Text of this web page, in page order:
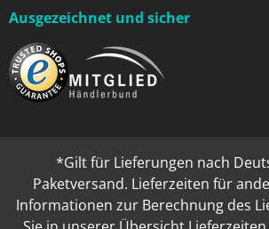
Ausgezeichnet und sicher
*Gilt für Lieferungen nach
Paketversand. Lieferzeiten für
Informationen zur Berechnung des